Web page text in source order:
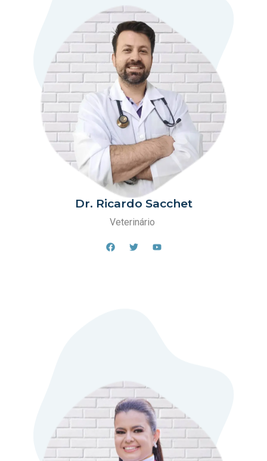
Dr. Ricardo Sacchet
Veterinário